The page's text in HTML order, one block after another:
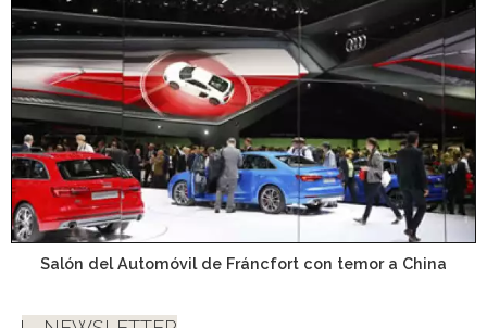
Salón del Automóvil de Fráncfort con temor a China